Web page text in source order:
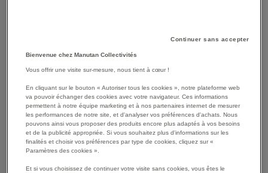
AJOUTER
AUX
FAVORIS
12modèles VOIR
TTC
AJOUTER
AUX
FAVORIS
10modèles VOIR
Continuer sans accepter
Bienvenue chez Manutan Collectivités
Vous offrir une visite sur-mesure, nous tient à cœur !
En cliquant sur le bouton « Autoriser tous les cookies », notre plateforme web
va pouvoir échanger des cookies avec votre navigateur. Ces informations
permettent à notre équipe marketing et à nos partenaires internet de mesurer
les performances de notre site, et d'analyser vos préférences d'achats. Nous
pouvons ainsi vous proposer des produits encore plus adaptés à vos besoins
et de la publicité appropriée. Si vous souhaitez plus d'informations sur les
finalités et choisir vos préférences par type de cookies, cliquez sur «
Paramètres des cookies ».
Et si vous choisissez de continuer votre visite sans cookies, vous êtes le